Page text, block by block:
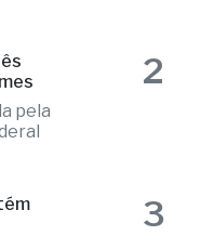
pela
2
3